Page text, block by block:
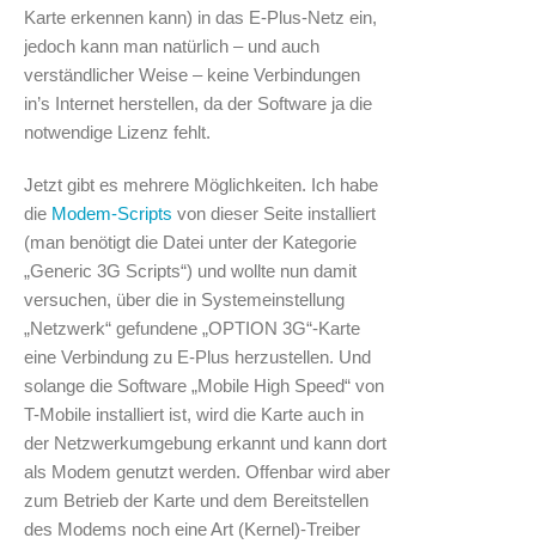
Karte erkennen kann) in das E-Plus-Netz ein,
jedoch kann man natürlich – und auch
verständlicher Weise – keine Verbindungen
in’s Internet herstellen, da der Software ja die
notwendige Lizenz fehlt.
Jetzt gibt es mehrere Möglichkeiten. Ich habe
die Modem-Scripts von dieser Seite installiert
(man benötigt die Datei unter der Kategorie
„Generic 3G Scripts“) und wollte nun damit
versuchen, über die in Systemeinstellung
„Netzwerk“ gefundene „OPTION 3G“-Karte
eine Verbindung zu E-Plus herzustellen. Und
solange die Software „Mobile High Speed“ von
T-Mobile installiert ist, wird die Karte auch in
der Netzwerkumgebung erkannt und kann dort
als Modem genutzt werden. Offenbar wird aber
zum Betrieb der Karte und dem Bereitstellen
des Modems noch eine Art (Kernel)-Treiber